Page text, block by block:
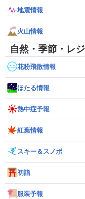
地震情報
火山情報
自然・季節・レ
花粉飛散情報
ほたる情報
熱中症予報
紅葉情報
スキー＆スノボ
初詣
服装予報